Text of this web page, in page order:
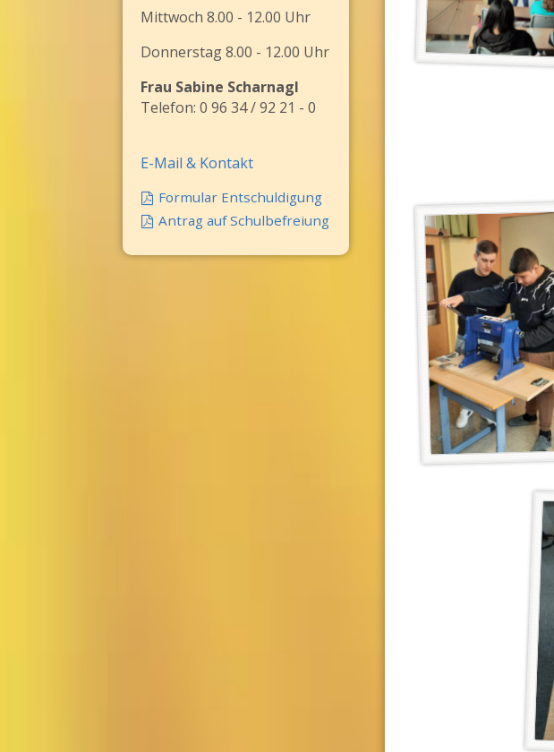
Mittwoch 8.00 - 12.00 Uhr
Donnerstag 8.00 - 12.00 Uhr
Frau Sabine Scharnagl
Telefon: 0 96 34 / 92 21 - 0
E-Mail & Kontakt
Formular Entschuldigung
Antrag auf Schulbefreiung